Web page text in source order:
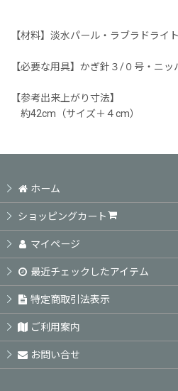
【材料】淡水パール・ラブラドラ
【必要な用具】かぎ針３/０号・ニ
【参考出来上がり寸法】
約42cm（サイズ＋４cm）
ホーム
ショッピングカート
マイページ
最近チェックしたアイテム
特定商取引法表示
ご利用案内
お問い合せ